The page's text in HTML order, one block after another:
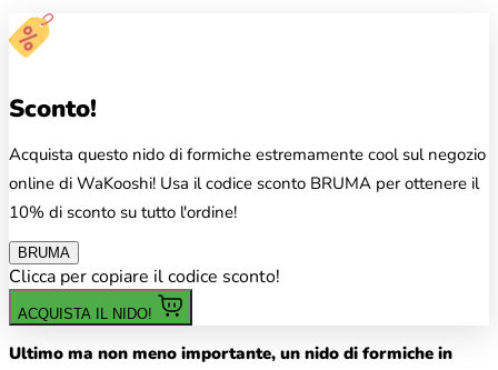
Sconto!
Acquista questo nido di formiche estremamente cool sul negozio
online di WaKooshi! Usa il codice sconto BRUMA per ottenere il
10% di sconto su tutto l'ordine!
BRUMA
Clicca per copiare il codice sconto!
ACQUISTA IL NIDO!
Ultimo ma non meno importante, un nido di formiche in